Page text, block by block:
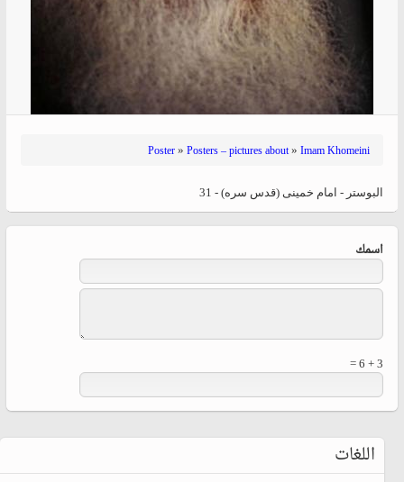
Poster » Posters – pictures about» Imam Khomeini
البوستر - امام خمینی (قدس سره) - 31
‏اسمك ‏
3 + 6 =
اللغات